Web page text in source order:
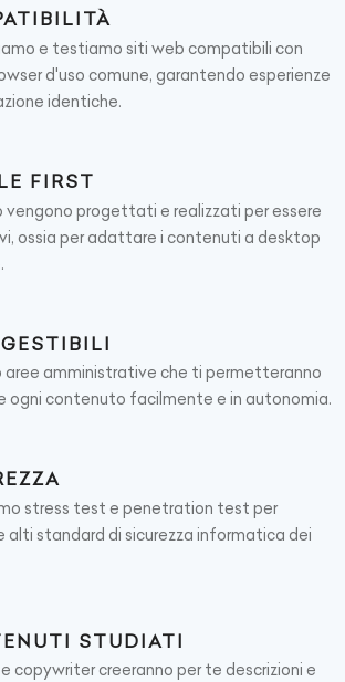
e testiamo siti web compatibili con
d'uso comune, garantendo esperienze
identiche.
FIRST
vengono progettati e realizzati per essere
ossia per adattare i contenuti a desktop
aree amministrative che ti permetteranno
ogni contenuto facilmente e in autonomia.
stress test e penetration test per
alti standard di sicurezza informatica dei
STUDIATI
copywriter creeranno per te descrizioni e